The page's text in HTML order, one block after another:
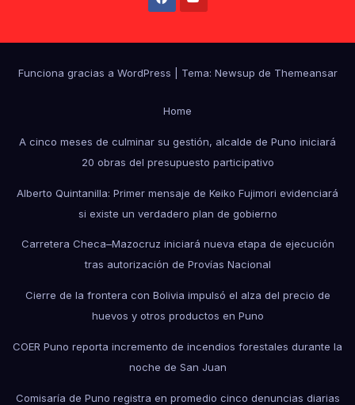
Funciona gracias a WordPress Tema: Newsup de Themeansar
Home
A cinco meses de culminar su gestión, alcalde de Puno iniciará
20 obras del presupuesto participativo
Alberto Quintanilla: Primer mensaje de Keiko Fujimori evidenciará
si existe un verdadero plan de gobierno
Carretera Checa–Mazocruz iniciará nueva etapa de ejecución
tras autorización de Provías Nacional
Cierre de la frontera con Bolivia impulsó el alza del precio de
huevos y otros productos en Puno
COER Puno reporta incremento de incendios forestales durante la
noche de San Juan
Comisaría de Puno registra en promedio cinco denuncias diarias